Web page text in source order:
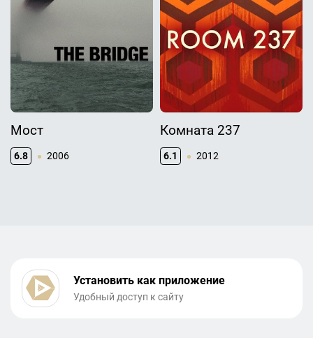
Мост
6.8 2006
Комната 237
6.1 2012
Установить как приложение
Удобный доступ к сайту